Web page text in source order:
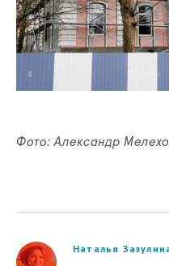
Фото: Александр
Наталья